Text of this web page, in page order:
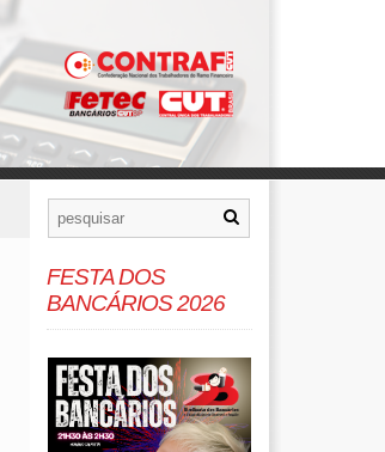
FESTA DOS
BANCÁRIOS 2026